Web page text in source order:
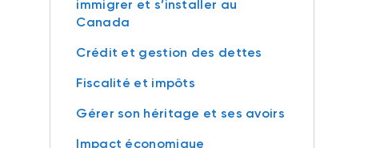
immigrer et s’installer au
Canada
Crédit et gestion des dettes
Fiscalité et impôts
Gérer son héritage et ses avoirs
Impact économique